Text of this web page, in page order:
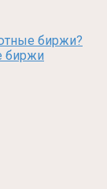
биржи?
биржи